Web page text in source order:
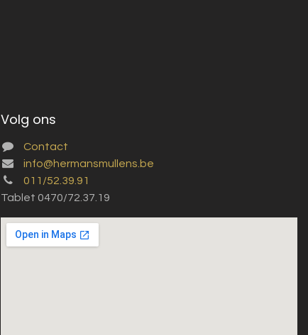
Volg ons
Contact
info@hermansmullens.be
011/52.39.91
Tablet 0470/72.37.19